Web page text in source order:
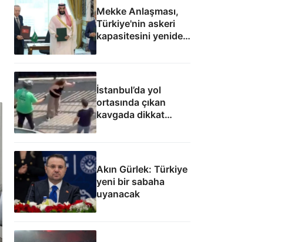
Mekke Anlaşması,
Türkiye'nin askeri
kapasitesini yeniden
uluslararası
gündemine getirdi
İstanbul’da yol
ortasında çıkan
kavgada dikkat
çeken söz: Kocanı
Akın Gürlek: Türkiye
yeni bir sabaha
uyanacak